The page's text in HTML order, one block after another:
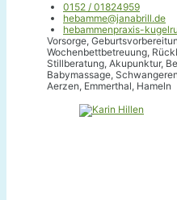
0152 / 01824959
hebamme@janabrill.de
hebammenpraxis-
Vorsorge,
Wochenbettbetreuung,
Stillberatung, Akupunktur,
Babymassage,
Aerzen, Emmerthal, Hameln